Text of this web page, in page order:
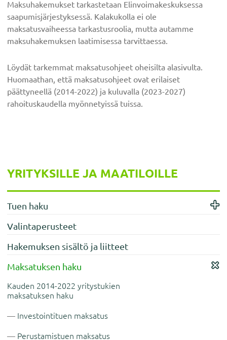
Maksuhakemukset tarkastetaan Elinvoimakeskuksessa
saapumisjärjestyksessä. Kalakukolla ei ole
maksatusvaiheessa tarkastusroolia, mutta autamme
maksuhakemuksen laatimisessa tarvittaessa.
Löydät tarkemmat maksatusohjeet oheisilta alasivulta.
Huomaathan, että maksatusohjeet ovat erilaiset
päättyneellä (2014-2022) ja kuluvalla (2023-2027)
rahoituskaudella myönnetyissä tuissa.
Ensisijainen
YRITYKSILLE JA MAATILOILLE
Tuen haku
Valintaperusteet
Hakemuksen sisältö ja liitteet
Maksatuksen haku
Kauden 2014-2022 yritystukien
maksatuksen haku
Investointituen maksatus
Perustamistuen maksatus